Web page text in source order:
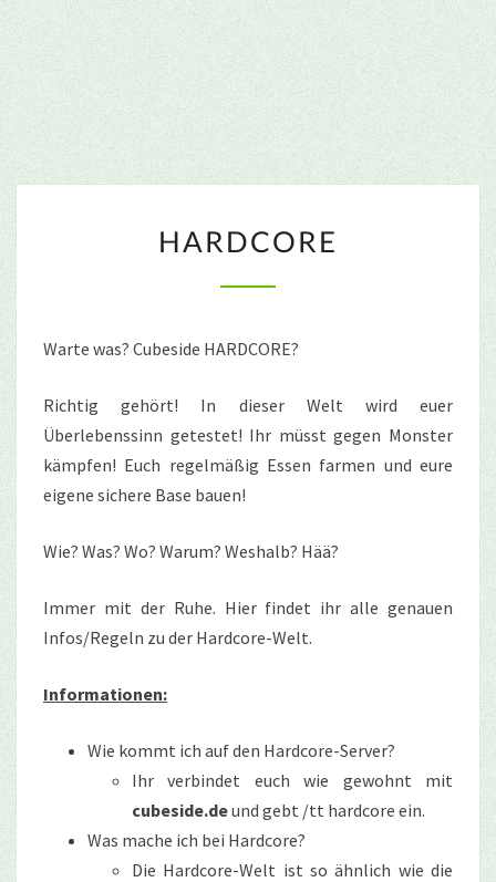
HARDCORE
Warte was? Cubeside HARDCORE?
Richtig gehört! In dieser Welt wird euer
Überlebenssinn getestet! Ihr müsst gegen Monster
kämpfen! Euch regelmäßig Essen farmen und eure
eigene sichere Base bauen!
Wie? Was? Wo? Warum? Weshalb? Hää?
Immer mit der Ruhe. Hier findet ihr alle genauen
Infos/Regeln zu der Hardcore-Welt.
Informationen:
Wie kommt ich auf den Hardcore-Server?
Ihr verbindet euch wie gewohnt mit
cubeside.deund gebt /tt hardcore ein.
Was mache ich bei Hardcore?
Die Hardcore-Welt ist so ähnlich wie die